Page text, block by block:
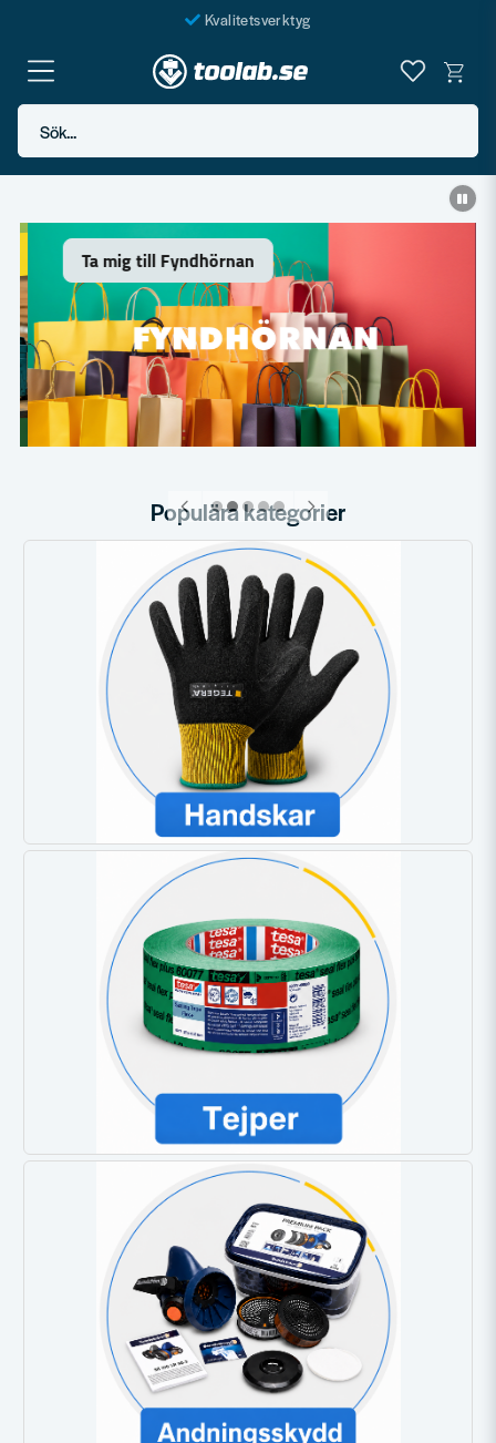
Kvalitetsverktyg
Fraktfritt över 999 SEK*
En järnhandel för alla
Sök...
Ta mig till Fyndhörnan
Populära kategorier